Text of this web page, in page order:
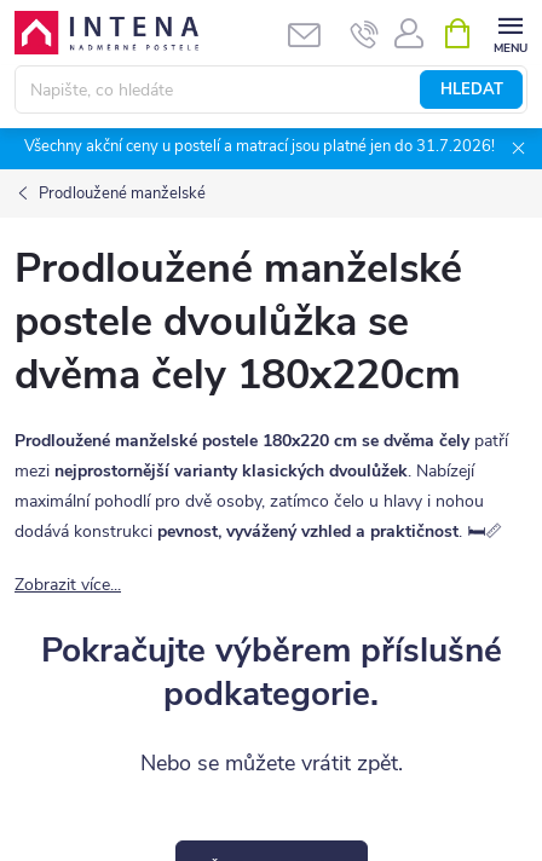
Přejít
obsah
HLEDAT
NÁKUPNÍ
KOŠÍK
Všechny akční ceny u postelí a matrací jsou platné jen do 31.7.2026!
Prodloužené manželské
Prodloužené manželské
postele dvoulůžka se
dvěma čely 180x220cm
Prodloužené manželské postele 180x220 cm se dvěma čelypatří
mezi nejprostornější varianty klasických dvoulůžek. Nabízejí
maximální pohodlí pro dvě osoby, zatímco čelo u hlavy i nohou
dodává konstrukci pevnost, vyvážený vzhled a praktičnost. 🛏️📏
Zobrazit více...
Pokračujte výběrem příslušné
podkategorie.
Nebo se můžete vrátit zpět.